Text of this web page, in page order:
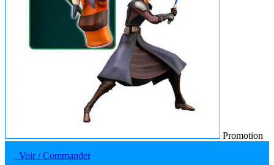
Promotion
Voir / Commander